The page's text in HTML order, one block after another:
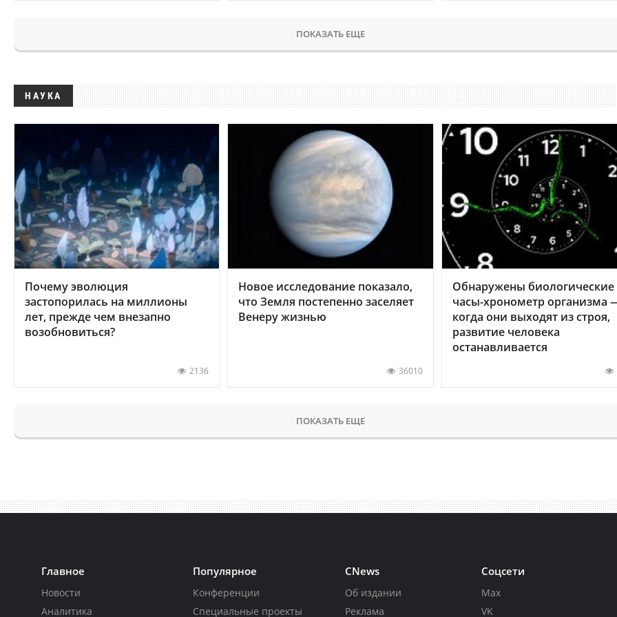
ПОКАЗАТЬ ЕЩЕ
НАУКА
Почему эволюция
застопорилась на миллионы
лет, прежде чем внезапно
возобновиться?
2136
Новое исследование показало,
что Земля постепенно заселяет
Венеру жизнью
36010
Обнаружены биологические
часы-хронометр организма
когда они выходят из строя,
развитие человека
останавливается
ПОКАЗАТЬ ЕЩЕ
Главное
Новости
Аналитика
Популярное
Конференции
Специальные проекты
CNews
Об издании
Реклама
Соцсети
Max
VK